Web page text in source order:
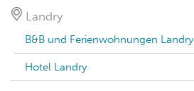
Landry
B&B und Ferienwohnungen Landry
Hotel Landry